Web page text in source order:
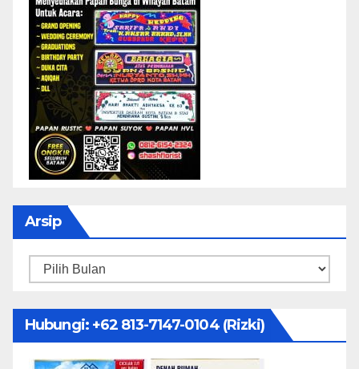
Arsip
Arsip
Hubungi: ‪+62 813-7147-0104‬ (Rizki)